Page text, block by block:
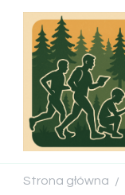
Strona główna /